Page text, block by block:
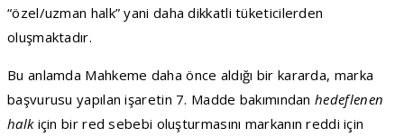
“özel/uzman halk” yani daha dikkatli tüketicilerden
oluşmaktadır.
Bu anlamda Mahkeme daha önce aldığı bir kararda, marka
başvurusu yapılan işaretin 7. Madde bakımındanhedeflenen
halk için bir red sebebi oluşturmasını markanın reddi için